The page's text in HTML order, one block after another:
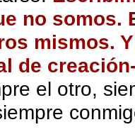
no somos.
mismos.
de
el otro,